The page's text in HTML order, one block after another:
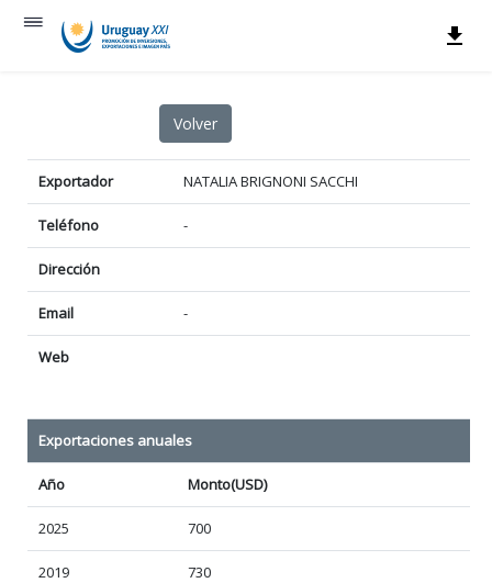
Exportador NATALIA BRIGNONI SACCHI
Teléfono -
Dirección
Email -
Web
Exportaciones anuales
Año Monto(USD)
2025 700
2019 730